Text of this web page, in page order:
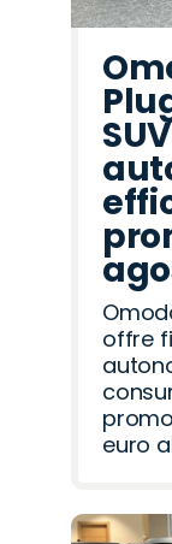
offre
euro